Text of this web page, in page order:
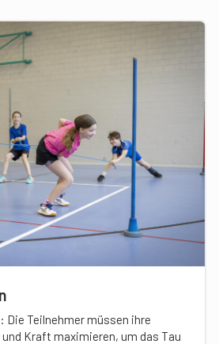
Die Teilnehmer müssen ihre
Kraft maximieren, um das Tau